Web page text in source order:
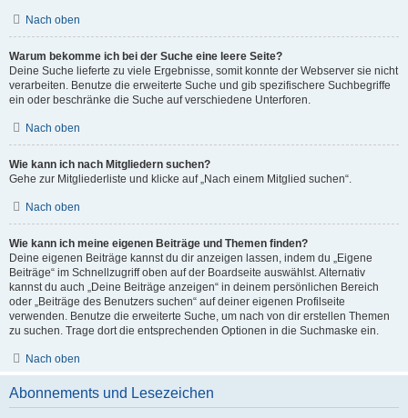
Nach oben
Warum bekomme ich bei der Suche eine leere Seite?
Deine Suche lieferte zu viele Ergebnisse, somit konnte der Webserver sie nicht
verarbeiten. Benutze die erweiterte Suche und gib spezifischere Suchbegriffe
ein oder beschränke die Suche auf verschiedene Unterforen.
Nach oben
Wie kann ich nach Mitgliedern suchen?
Gehe zur Mitgliederliste und klicke auf „Nach einem Mitglied suchen“.
Nach oben
Wie kann ich meine eigenen Beiträge und Themen finden?
Deine eigenen Beiträge kannst du dir anzeigen lassen, indem du „Eigene
Beiträge“ im Schnellzugriff oben auf der Boardseite auswählst. Alternativ
kannst du auch „Deine Beiträge anzeigen“ in deinem persönlichen Bereich
oder „Beiträge des Benutzers suchen“ auf deiner eigenen Profilseite
verwenden. Benutze die erweiterte Suche, um nach von dir erstellen Themen
zu suchen. Trage dort die entsprechenden Optionen in die Suchmaske ein.
Nach oben
Abonnements und Lesezeichen